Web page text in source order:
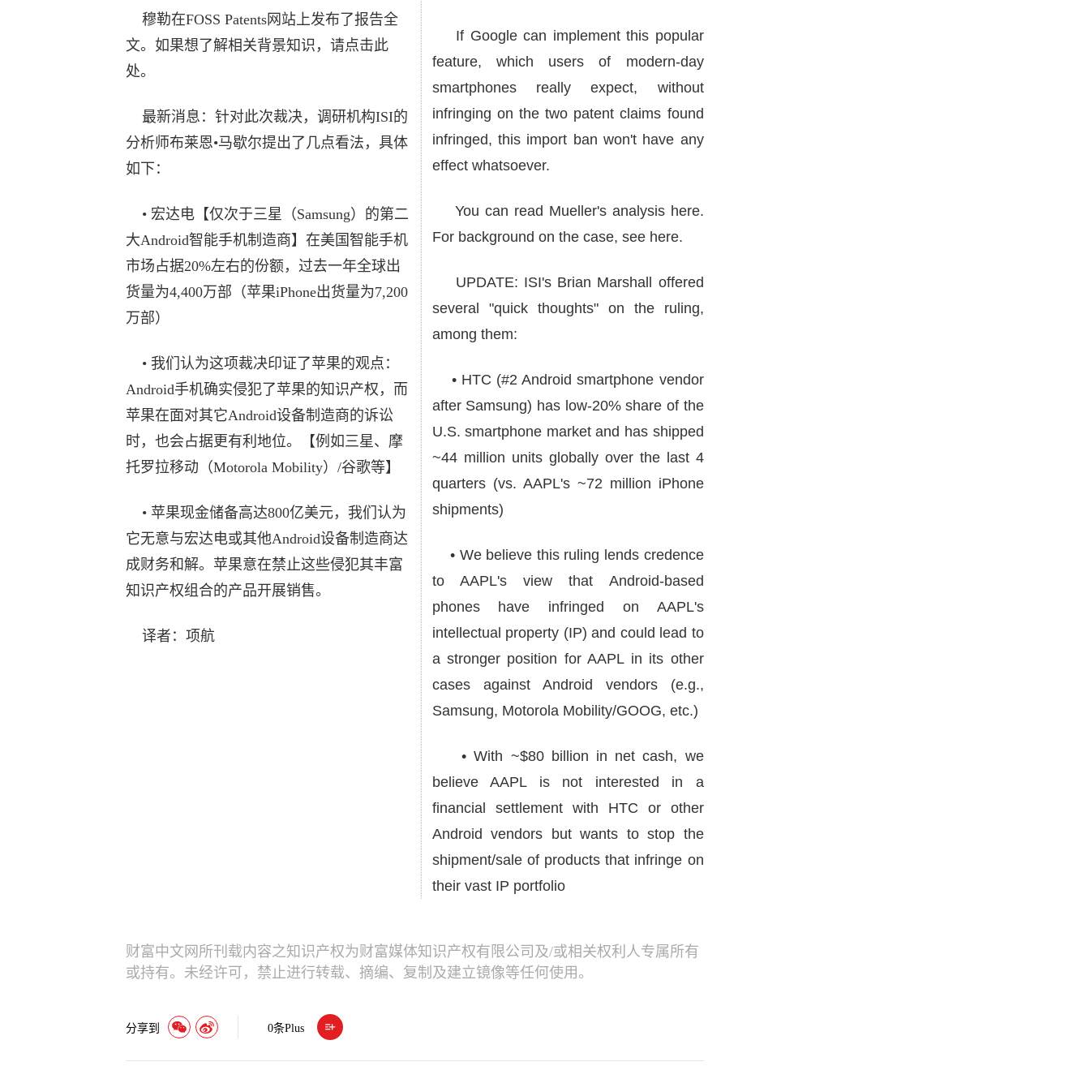
穆勒在FOSS Patents网站上发布了报告全
文。如果想了解相关背景知识，请点击此
处。
最新消息：针对此次裁决，调研机构ISI的
分析师布莱恩•马歇尔提出了几点看法，具体
如下：
• 宏达电【仅次于三星（Samsung）的第二
大Android智能手机制造商】在美国智能手机
市场占据20%左右的份额，过去一年全球出
货量为4,400万部（苹果iPhone出货量为7,200
万部）
• 我们认为这项裁决印证了苹果的观点：
Android手机确实侵犯了苹果的知识产权，而
苹果在面对其它Android设备制造商的诉讼
时，也会占据更有利地位。【例如三星、摩
托罗拉移动（Motorola Mobility）/谷歌等】
• 苹果现金储备高达800亿美元，我们认为
它无意与宏达电或其他Android设备制造商达
成财务和解。苹果意在禁止这些侵犯其丰富
知识产权组合的产品开展销售。
译者：项航
If Google can implement this popular
feature, which users of modern-day
smartphones really expect, without
infringing on the two patent claims found
infringed, this import ban won't have any
effect whatsoever.
You can read Mueller's analysis here.
For background on the case, see here.
UPDATE: ISI's Brian Marshall offered
several "quick thoughts" on the ruling,
among them:
• HTC (#2 Android smartphone vendor
after Samsung) has low-20% share of the
U.S. smartphone market and has shipped
~44 million units globally over the last 4
quarters (vs. AAPL's ~72 million iPhone
shipments)
• We believe this ruling lends credence
to AAPL's view that Android-based
phones have infringed on AAPL's
intellectual property (IP) and could lead to
a stronger position for AAPL in its other
cases against Android vendors (e.g.,
Samsung, Motorola Mobility/GOOG, etc.)
• With ~$80 billion in net cash, we
believe AAPL is not interested in a
financial settlement with HTC or other
Android vendors but wants to stop the
shipment/sale of products that infringe on
their vast IP portfolio
财富中文网所刊载内容之知识产权为财富媒体知识产权有限公司及/或相关权利人专属所有
或持有。未经许可，禁止进行转载、摘编、复制及建立镜像等任何使用。
分享到 0条Plus